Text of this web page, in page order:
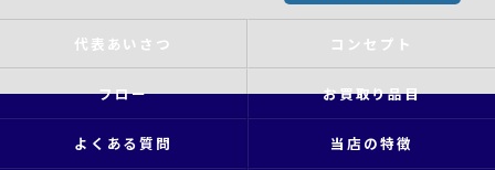
代表あいさつ コンセプト
フロー お買取り品目
よくある質問 当店の特徴